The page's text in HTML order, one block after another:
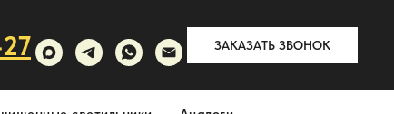
ЗАКАЗАТЬ ЗВОНОК